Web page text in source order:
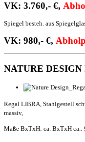
VK: 3.760,- €,
Spiegel besteh. aus
VK: 980,- €,
NATURE DESIGN
Regal LIBRA, Stahlgestell
massiv,
Maße BxTxH: ca. BxTxH ca.: